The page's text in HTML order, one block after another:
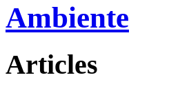
Ambiente
Articles